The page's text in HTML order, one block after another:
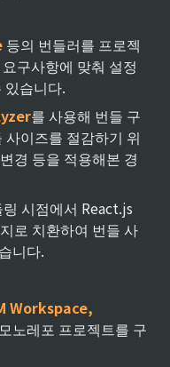
등의 번들러를 프로젝
구사항에 맞춰 설정
있습니다.
를 사용해 번들 구
이즈를 절감하기 위
경 등을 적용해본 경
시점에서 React.js
로 치환하여 번들 사
니다.
Workspace,
노레포 프로젝트를 구